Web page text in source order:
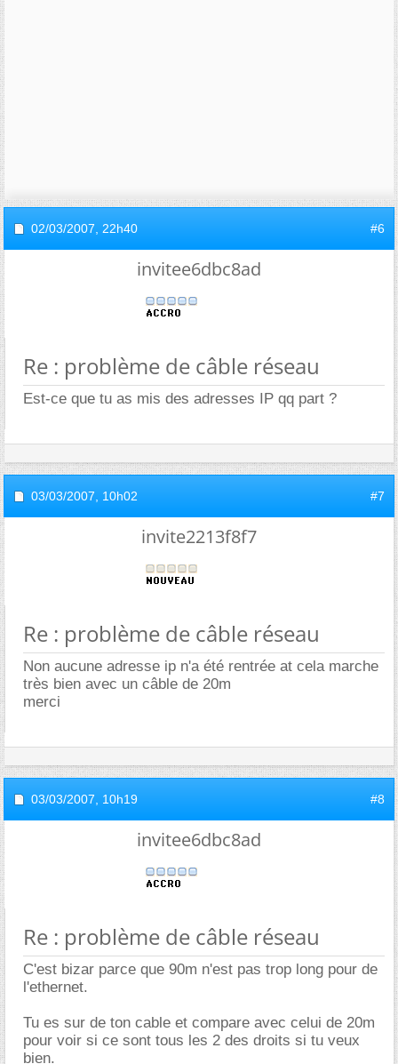
02/03/2007, 22h40 #6
invitee6dbc8ad
Re : problème de câble réseau
Est-ce que tu as mis des adresses IP qq part ?
03/03/2007, 10h02 #7
invite2213f8f7
Re : problème de câble réseau
Non aucune adresse ip n'a été rentrée at cela marche
très bien avec un câble de 20m
merci
03/03/2007, 10h19 #8
invitee6dbc8ad
Re : problème de câble réseau
C'est bizar parce que 90m n'est pas trop long pour de
l'ethernet.
Tu es sur de ton cable et compare avec celui de 20m
pour voir si ce sont tous les 2 des droits si tu veux
bien.